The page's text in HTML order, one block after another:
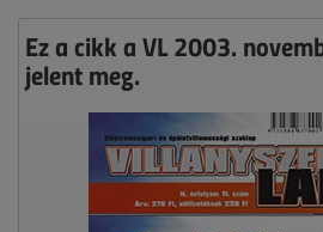
Ez a cikk a VL 2003.
jelent meg.